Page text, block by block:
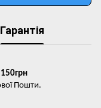
Гарантія
Пошти.